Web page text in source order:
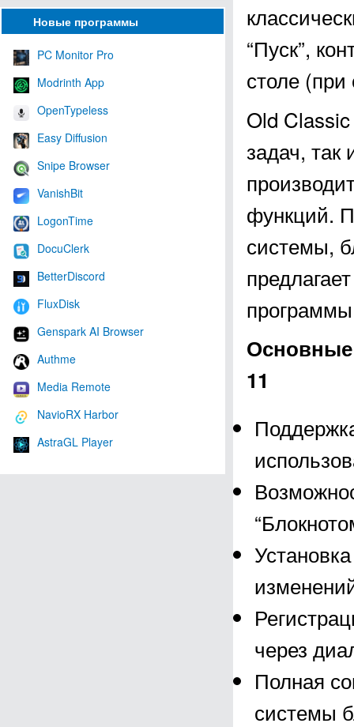
Новые программы
PC Monitor Pro
Modrinth App
OpenTypeless
Easy Diffusion
Snipe Browser
VanishBit
LogonTime
DocuClerk
BetterDiscord
FluxDisk
Genspark AI Browser
Authme
Media Remote
NavioRX Harbor
AstraGL Player
“Пуск”,
столе
Old
задач, так
функций.
системы,
Основные
11
через
Полная
системы